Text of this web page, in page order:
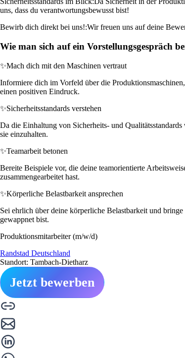
uns, dass du verantwortungsbewusst bist!
Bewirb dich direkt bei uns!:Wir freuen uns auf deine
Wie man sich auf ein Vorstellungsgespräch
✨Mach dich mit den Maschinen vertraut
Informiere dich im Vorfeld über die
einen positiven Eindruck.
✨Sicherheitsstandards verstehen
Da die Einhaltung von Sicherheits- und
sie einzuhalten.
✨Teamarbeit betonen
Bereite Beispiele vor, die deine teamorientierte
zusammengearbeitet hast.
✨Körperliche Belastbarkeit ansprechen
Sei ehrlich über deine körperliche Belastbarkeit und
gewappnet bist.
Produktionsmitarbeiter (m/w/d)
Randstad Deutschland
Standort: Tambach-Dietharz
Jetzt bewerben